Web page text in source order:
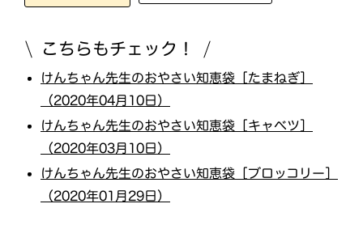
こちらもチェック！
けんちゃん先生のおやさい知恵袋［たまねぎ］
（2020年04月10日）
けんちゃん先生のおやさい知恵袋［キャベツ］
（2020年03月10日）
けんちゃん先生のおやさい知恵袋［ブロッコリー］
（2020年01月29日）